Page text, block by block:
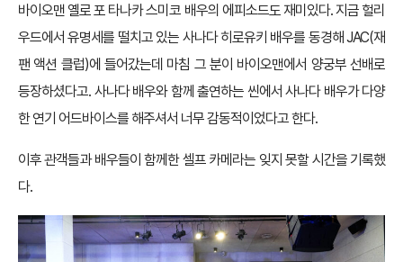
바이오맨 옐로 포 타나카 스미코 배우의 에피소드도 재미있다. 지금 헐리
우드에서 유명세를 떨치고 있는 사나다 히로유키 배우를 동경해 JAC(재
팬 액션 클럽)에 들어갔는데 마침 그 분이 바이오맨에서 양궁부 선배로
등장하셨다고. 사나다 배우와 함께 출연하는 씬에서 사나다 배우가 다양
한 연기 어드바이스를 해주셔서 너무 감동적이었다고 한다.
이후 관객들과 배우들이 함께한 셀프 카메라는 잊지 못할 시간을 기록했
다.